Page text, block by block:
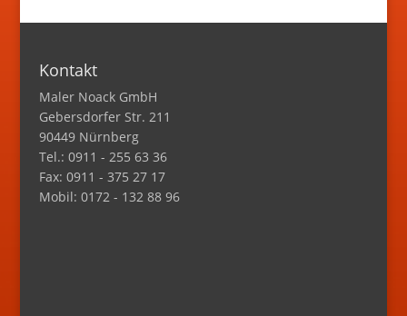
Kontakt
Maler Noack GmbH
Gebersdorfer Str. 211
90449 Nürnberg
Tel.: 0911 - 255 63 36
Fax: 0911 - 375 27 17
Mobil: 0172 - 132 88 96